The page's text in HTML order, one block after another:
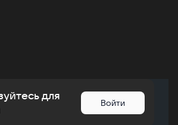
для
Войти